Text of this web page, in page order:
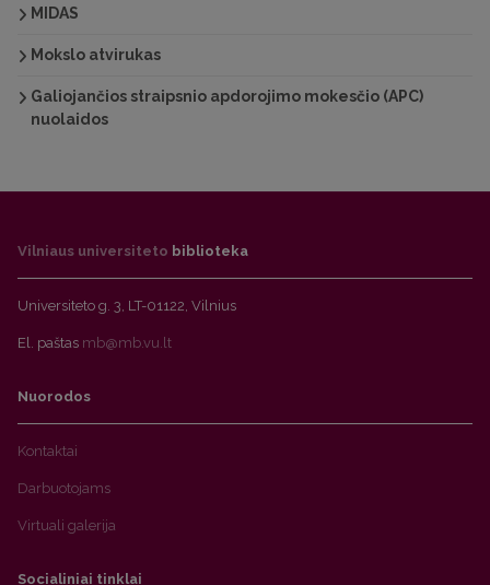
MIDAS
Mokslo atvirukas
Galiojančios straipsnio apdorojimo mokesčio (APC)
nuolaidos
Vilniaus universiteto biblioteka
Universiteto g. 3, LT-01122, Vilnius
El. paštas mb@mb.vu.lt
Nuorodos
Kontaktai
Darbuotojams
Virtuali galerija
Socialiniai tinklai